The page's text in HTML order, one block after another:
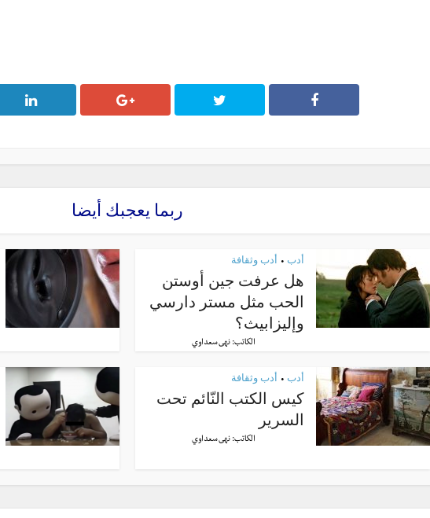
ربما يعجبك أيضا
أدب • أدب وثقافة
هل عرفت جين أوستن
الحب مثل مستر دارسي
وإليزابيث؟
الكاتب: نهى سعداوي
أدب • أدب وثقافة
كيس الكتب النّائم تحت
السرير
الكاتب: نهى سعداوي